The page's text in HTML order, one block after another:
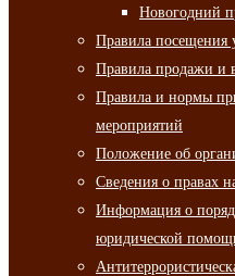
Новогодний
Правила посещения
Правила продажи и
Правила и нормы
мероприятий
Положение об
Сведения о правах
Информация о
юридической